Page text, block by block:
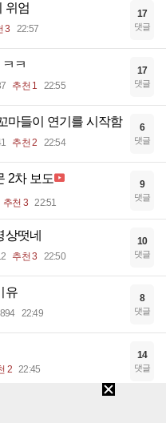
위엄
3 22:57
17
댓글
ㅋ
추천 1 22:55
17
댓글
마들이 연기를 시작함
추천 2 22:54
6
댓글
2차 보도
추천 3 22:51
9
댓글
상떳네
추천 3 22:50
10
댓글
유
22:49
8
댓글
2 22:45
14
댓글